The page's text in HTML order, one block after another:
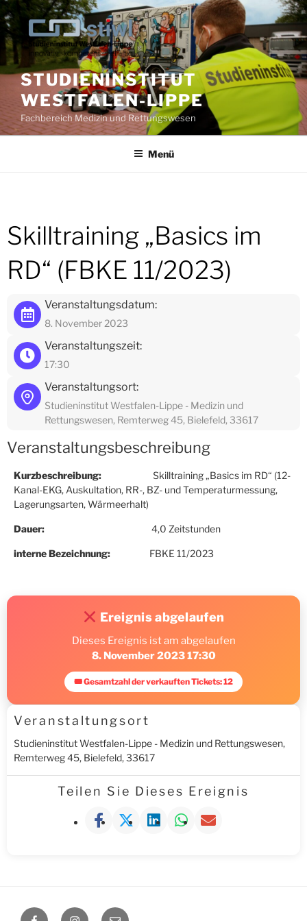
Zum
Inhalt
springen
STUDIENINSTITUT
WESTFALEN-LIPPE
Fachbereich Medizin und Rettungswesen
Menü
Skilltraining „Basics im
RD“ (FBKE 11/2023)
Veranstaltungsdatum:
8. November 2023
Veranstaltungszeit:
17:30
Veranstaltungsort:
Studieninstitut Westfalen-Lippe - Medizin und
Rettungswesen, Remterweg 45, Bielefeld, 33617
Veranstaltungsbeschreibung
Kurzbeschreibung: Skilltraining „Basics im RD“ (12-
Kanal-EKG, Auskultation, RR-, BZ- und Temperaturmessung,
Lagerungsarten, Wärmeerhalt)
Dauer: 4,0 Zeitstunden
interne Bezeichnung: FBKE 11/2023
Ereignis abgelaufen
Dieses Ereignis ist am abgelaufen
8. November 2023 17:30
🎟 Gesamtzahl der verkauften Tickets: 12
Veranstaltungsort
Studieninstitut Westfalen-Lippe - Medizin und Rettungswesen,
Remterweg 45, Bielefeld, 33617
Teilen Sie Dieses Ereignis
FacebookInstagram
E-